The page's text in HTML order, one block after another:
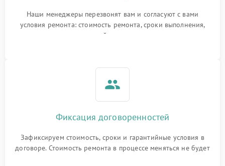
Наши менеджеры перезвонят вам и согласуют с вами
условия ремонта: стоимость ремонта, сроки выполнения,
гарантийные условия
Фиксация договоренностей
Зафиксируем стоимость, сроки и гарантийные условия в
договоре. Стоимость ремонта в процессе меняться не будет